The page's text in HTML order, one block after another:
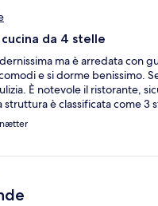
da 4 stelle
ma è arredata con
e si dorme benissimo.
È notevole il ristorante,
struttura è classificata come 3
nætter